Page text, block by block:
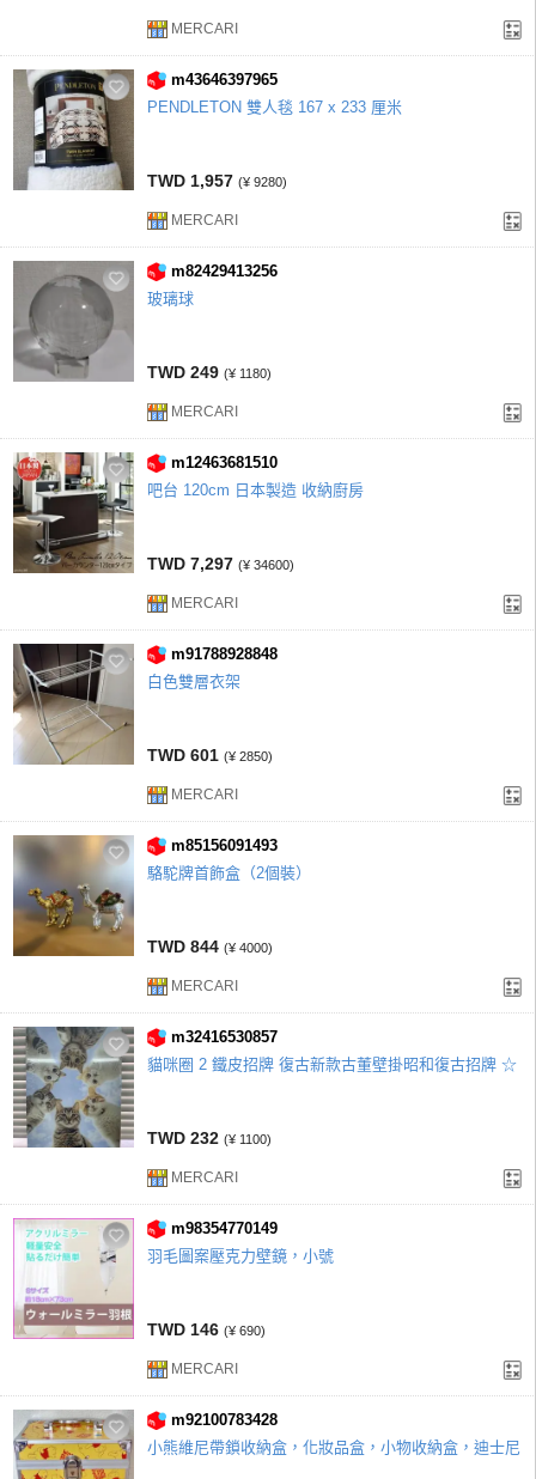
MERCARI
m43646397965
PENDLETON 雙人毯 167 x 233 厘米
TWD 1,957 (¥ 9280)
MERCARI
m82429413256
玻璃球
TWD 249 (¥ 1180)
MERCARI
m12463681510
吧台 120cm 日本製造 收納廚房
TWD 7,297 (¥ 34600)
MERCARI
m91788928848
白色雙層衣架
TWD 601 (¥ 2850)
MERCARI
m85156091493
駱駝牌首飾盒（2個裝）
TWD 844 (¥ 4000)
MERCARI
m32416530857
貓咪圈 2 鐵皮招牌 復古新款古董壁掛昭和復古招牌 ☆
TWD 232 (¥ 1100)
MERCARI
m98354770149
羽毛圖案壓克力壁鏡，小號
TWD 146 (¥ 690)
MERCARI
m92100783428
小熊維尼帶鎖收納盒，化妝品盒，小物收納盒，迪士尼